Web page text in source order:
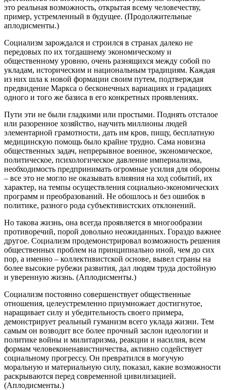
это реальная возможность, открытая всему человечеству,
пример, устремленный в будущее. (Продолжительные
аплодисменты.)
Социализм зарождался и строился в странах далеко не
передовых по их тогдашнему экономическому и
общественному уровню, очень разнящихся между собой по
укладам, историческим и национальным традициям. Каждая
из них шла к новой формации своим путем, подтверждая
предвидение Маркса о бесконечных вариациях и градациях
одного и того же базиса в его конкретных проявлениях.
Пути эти не были гладкими или простыми. Поднять отсталое
или разоренное хозяйство, научить миллионы людей
элементарной грамотности, дать им кров, пищу, бесплатную
медицинскую помощь было крайне трудно. Сама новизна
общественных задач, непрерывное военное, экономическое,
политическое, психологическое давление империализма,
необходимость предпринимать огромные усилия для обороны
– все это не могло не оказывать влияния на ход событий, их
характер, на темпы осуществления социально-экономических
программ и преобразований. Не обошлось и без ошибок в
политике, разного рода субъективистских отклонений.
Но такова жизнь, она всегда проявляется в многообразии
противоречий, порой довольно неожиданных. Гораздо важнее
другое. Социализм продемонстрировал возможность решения
общественных проблем на принципиально иной, чем до сих
пор, а именно – коллективистской основе, вывел страны на
более высокие рубежи развития, дал людям труда достойную
и уверенную жизнь. (Аплодисменты.)
Социализм постоянно совершенствует общественные
отношения, целеустремленно приумножает достигнутое,
наращивает силу и убедительность своего примера,
демонстрирует реальный гуманизм всего уклада жизни. Тем
самым он возводит все более прочный заслон идеологии и
политике войны и милитаризма, реакции и насилия, всем
формам человеконенавистничества, активно содействует
социальному прогрессу. Он превратился в могучую
моральную и материальную силу, показал, какие возможности
раскрываются перед современной цивилизацией.
(Аплодисменты.)